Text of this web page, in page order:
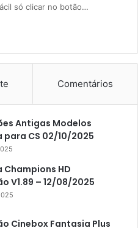
só clicar no botão…
Comentários
Antigas Modelos
para CS 02/10/2025
Champions HD
V1.89 – 12/08/2025
Cinebox Fantasia Plus